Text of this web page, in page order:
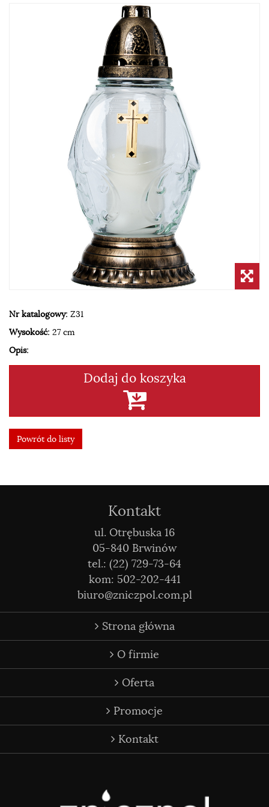
Nr katalogowy: Z31
Wysokość: 27 cm
Opis:
Dodaj do koszyka
Powrót do listy
Kontakt
ul. Otrębuska 16
05-840 Brwinów
tel.: (22) 729-73-64
kom: 502-202-441
biuro@zniczpol.com.pl
Strona główna
O firmie
Oferta
Promocje
Kontakt